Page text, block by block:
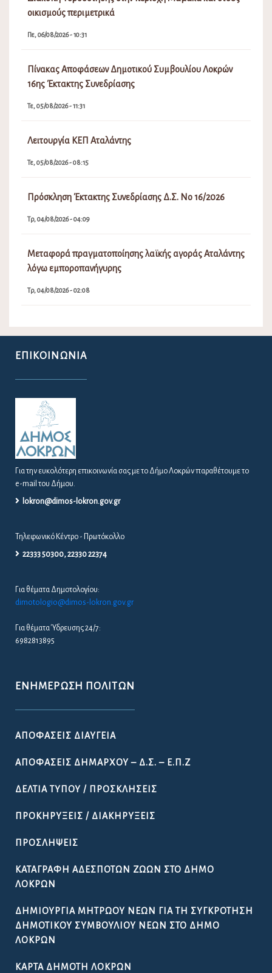
οικισμούς περιμετρικά
Πε, 06/08/2026 - 10:31
Πίνακας Αποφάσεων Δημοτικού Συμβουλίου Λοκρών
16ης Έκτακτης Συνεδρίασης
Τε, 05/08/2026 - 11:31
Λειτουργία ΚΕΠ Αταλάντης
Τε, 05/08/2026 - 08:15
Πρόσκληση Έκτακτης Συνεδρίασης Δ.Σ. Νο 16/2026
Τρ, 04/08/2026 - 04:09
Μεταφορά πραγματοποίησης λαϊκής αγοράς Αταλάντης
λόγω εμποροπανήγυρης
Τρ, 04/08/2026 - 02:08
ΕΠΙΚΟΙΝΩΝΊΑ
Για την ευκολότερη επικοινωνία σας με το Δήμο Λοκρών παραθέτουμε το
e-mail του Δήμου.
lokron@dimos-lokron.gov.gr
Τηλεφωνικό Κέντρο - Πρωτόκολλο
22333 50300, 22330 22374
Για θέματα Δημοτολογίου:
dimotologio@dimos-lokron.gov.gr
Για θέματα Ύδρευσης 24/7:
6982813895
ΕΝΗΜΈΡΩΣΗ ΠΟΛΙΤΏΝ
ΑΠΟΦΆΣΕΙΣ ΔΙΑΎΓΕΙΑ
ΑΠΟΦΆΣΕΙΣ ΔΗΜΆΡΧΟΥ – Δ.Σ. – Ε.Π.Ζ
ΔΕΛΤΊΑ ΤΎΠΟΥ / ΠΡΟΣΚΛΉΣΕΙΣ
ΠΡΟΚΗΡΎΞΕΙΣ / ΔΙΑΚΗΡΎΞΕΙΣ
ΠΡΟΣΛΉΨΕΙΣ
ΚΑΤΑΓΡΑΦΉ ΑΔΈΣΠΟΤΩΝ ΖΏΩΝ ΣΤΟ ΔΉΜΟ
ΛΟΚΡΏΝ
ΔΗΜΙΟΥΡΓΊΑ ΜΗΤΡΏΟΥ ΝΈΩΝ ΓΙΑ ΤΗ ΣΥΓΚΡΌΤΗΣΗ
ΔΗΜΟΤΙΚΟΎ ΣΥΜΒΟΥΛΊΟΥ ΝΈΩΝ ΣΤΟ ΔΉΜΟ
ΛΟΚΡΏΝ
ΚΆΡΤΑ ΔΗΜΌΤΗ ΛΟΚΡΏΝ